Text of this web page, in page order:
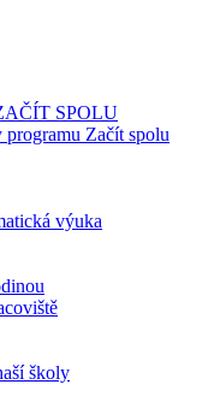
SPOLU
Začít spolu
výuka
školy